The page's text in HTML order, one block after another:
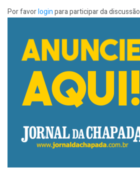
Por favorloginpara participar da discussão